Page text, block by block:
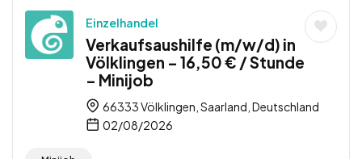
Einzelhandel
Verkaufsaushilfe (m/w/d) in
Völklingen – 16,50 € / Stunde
– Minijob
66333 Völklingen, Saarland, Deutschland
02/08/2026